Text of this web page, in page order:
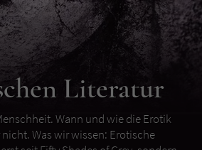
Literatur
Wann und wie die Erotik
Was wir wissen: Erotische